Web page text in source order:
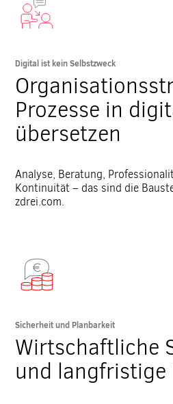
Digital ist kein Selbstzweck
Prozesse in
übersetzen
Analyse, Beratung,
Kontinuität – das sind die
zdrei.com.
Sicherheit und Planbarkeit
Wirtschaftliche
und langfristige